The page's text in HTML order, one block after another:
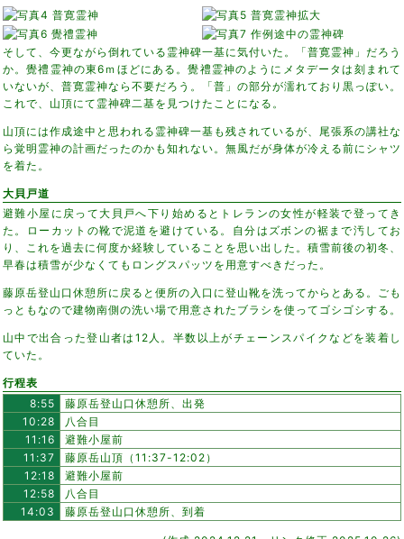
そして、今更ながら倒れている霊神碑一基に気付いた。「普寛霊神」だろう
か。覺禮霊神の東6ｍほどにある。覺禮霊神のようにメタデータは刻まれて
いないが、普寛霊神なら不要だろう。「普」の部分が濡れており黒っぽい。
これで、山頂にて霊神碑二基を見つけたことになる。
山頂には作成途中と思われる霊神碑一基も残されているが、尾張系の講社な
ら覚明霊神の計画だったのかも知れない。無風だが身体が冷える前にシャツ
を着た。
大貝戸道
避難小屋に戻って大貝戸へ下り始めるとトレランの女性が軽装で登ってき
た。ローカットの靴で泥道を避けている。自分はズボンの裾まで汚してお
り、これを過去に何度か経験していることを思い出した。積雪前後の初冬、
早春は積雪が少なくてもロングスパッツを用意すべきだった。
藤原岳登山口休憩所に戻ると便所の入口に登山靴を洗ってからとある。ごも
っともなので建物南側の洗い場で用意されたブラシを使ってゴシゴシする。
山中で出合った登山者は12人。半数以上がチェーンスパイクなどを装着し
ていた。
行程表
8:55
藤原岳登山口休憩所、出発
10:28
八合目
11:16
避難小屋前
11:37
藤原岳山頂（11:37-12:02）
12:18
避難小屋前
12:58
八合目
14:03
藤原岳登山口休憩所、到着